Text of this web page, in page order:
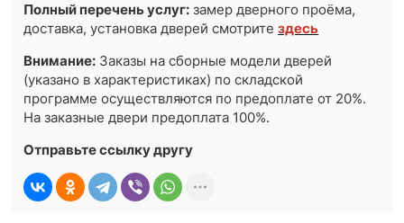
Полный перечень услуг: замер дверного проёма,
доставка, установка дверей смотритездесь
Внимание: Заказы на сборные модели дверей
(указано в характеристиках) по складской
программе осуществляются по предоплате от 20%.
На заказные двери предоплата 100%.
Отправьте ссылку другу